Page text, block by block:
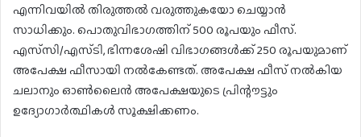
എന്നിവയിൽ തിരുത്തൽ വരുത്തുകയോ ചെയ്യാൻ
സാധിക്കും. പൊതുവിഭാഗത്തിന് 500 രൂപയും ഫീസ്.
എസ്‌സി/എസ്ടി, ഭിന്നശേഷി വിഭാഗങ്ങൾക്ക് 250 രൂപയുമാണ്
അപേക്ഷ ഫീസായി നൽകേണ്ടത്. അപേക്ഷ ഫീസ് നൽകിയ
ചലാനും ഓൺലൈൻ അപേക്ഷയുടെ പ്രിന്റൗട്ടും
ഉദ്യോഗാർത്ഥികൾ സൂക്ഷിക്കണം.